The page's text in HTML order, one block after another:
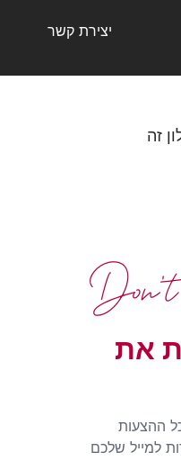
יצירת קשר
זה
את
ההצעות
למייל שלכם